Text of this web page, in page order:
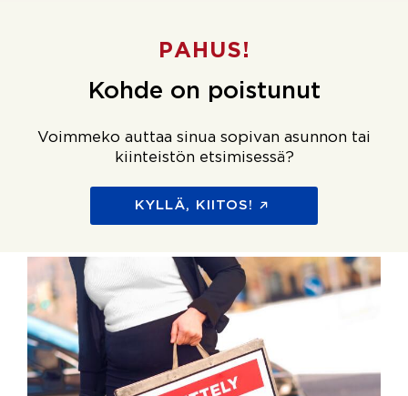
PAHUS!
Kohde on poistunut
Voimmeko auttaa sinua sopivan asunnon tai
kiinteistön etsimisessä?
KYLLÄ, KIITOS!